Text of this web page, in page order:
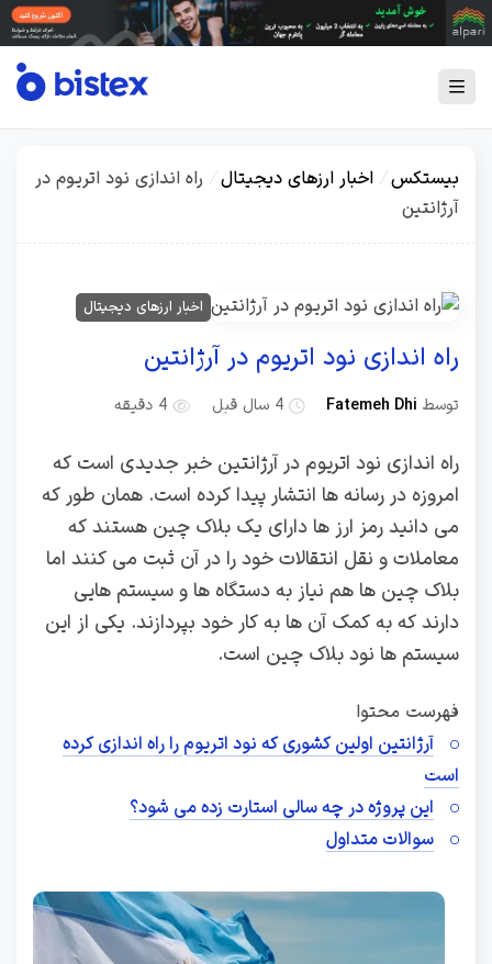
بیستکس اخبار ارزهای دیجیتال
راه اندازی نود اتریوم در
آرژانتین
اخبار ارزهای دیجیتال
راه اندازی نود اتریوم در آرژانتین
توسط Fatemeh Dhi 4 سال قبل 4 دقیقه
راه اندازی نود اتریوم در آرژانتین خبر جدیدی است که
امروزه در رسانه ها انتشار پیدا کرده است. همان طور که
می دانید رمز ارز ها دارای یک بلاک چین هستند که
معاملات و نقل انتقالات خود را در آن ثبت می کنند اما
بلاک چین ها هم نیاز به دستگاه ها و سیستم هایی
دارند که به کمک آن ها به کار خود بپردازند. یکی از این
سیستم ها نود بلاک چین است.
فهرست محتوا
آرژانتین اولین کشوری که نود اتریوم را راه اندازی کرده
است
این پروژه در چه سالی استارت زده می شود؟
سوالات متداول